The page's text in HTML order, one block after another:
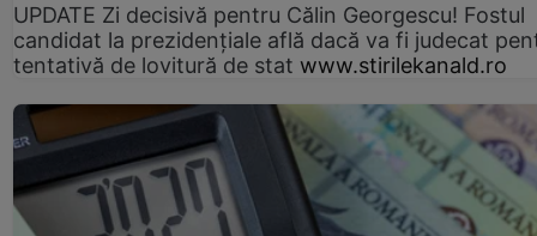
UPDATE Zi decisivă pentru Călin Georgescu! Fostul
candidat la prezidențiale află dacă va fi judecat
tentativă de lovitură de stat www.stirilekanald.ro